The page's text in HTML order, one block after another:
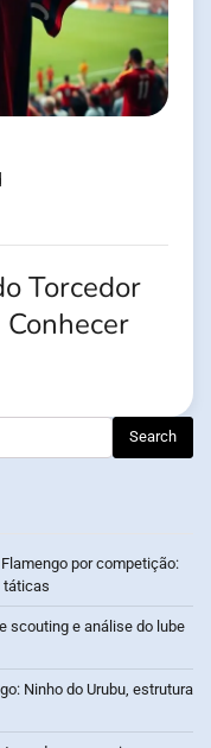
Torcedor
por competição:
táticas
scouting e análise do lube
Ninho do Urubu, estrutura